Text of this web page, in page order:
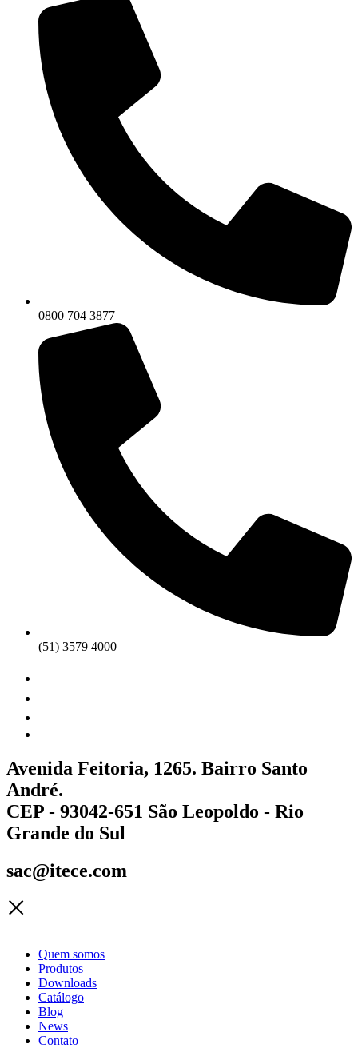
0800 704 3877
(51) 3579 4000
Avenida Feitoria, 1265. Bairro Santo
André.
CEP - 93042-651 São Leopoldo - Rio
Grande do Sul
sac@itece.com
Quem somos
Produtos
Downloads
Catálogo
Blog
News
Contato